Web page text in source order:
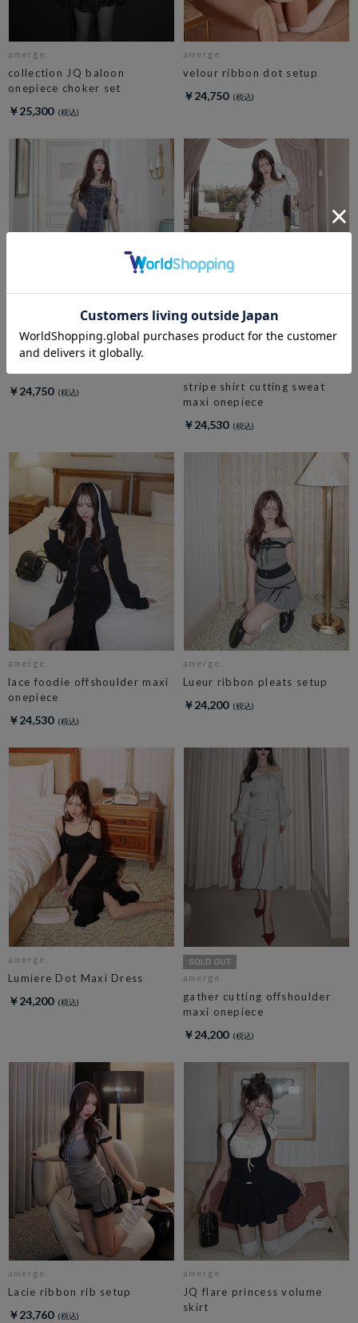
amerge.
collection JQ baloon
onepiece choker set
￥25,300
amerge.
velour ribbon dot setup
￥24,750
amerge.
￥24,750
stripe shirt cutting sweat
maxi onepiece
￥24,530
amerge.
lace foodie offshoulder maxi
onepiece
￥24,530
amerge.
Lueur ribbon pleats setup
￥24,200
amerge.
Lumiere Dot Maxi Dress
￥24,200
amerge.
gather cutting offshoulder
maxi onepiece
￥24,200
amerge.
Lacie ribbon rib setup
￥23,760
amerge.
JQ flare princess volume
skirt